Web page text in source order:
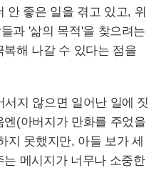
안 좋은 일을 겪고 있고, 위
과 '삶의 목적'을 찾으려는
복해 나갈 수 있다는 점을
지 않으면 일어난 일에 짓
(아버지가 만화를 주었을
지 못했지만, 아들 보가 세
메시지가 너무나 소중한